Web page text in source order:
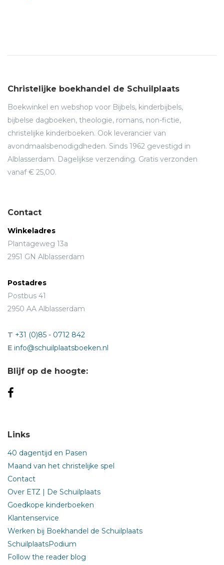
Christelijke boekhandel de Schuilplaats
Boekwinkel en webshop voor Bijbels, kinderbijbels,
bijbelse dagboeken, theologie, romans, non-fictie,
christelijke kinderboeken. Ook leverancier van
avondmaalsbenodigdheden. Sinds 1962 gevestigd in
Alblasserdam. Dagelijkse verzending. Gratis verzonden
vanaf € 25,00.
Contact
Winkeladres
Plantageweg 13a
2951 GN Alblasserdam
Postadres
Postbus 41
2950 AA Alblasserdam
T +31 (0)85 - 0712 842
E info@schuilplaatsboeken.nl
Blijf op de hoogte:
Links
40 dagentijd en Pasen
Maand van het christelijke spel
Contact
Over ETZ | De Schuilplaats
Goedkope kinderboeken
Klantenservice
Werken bij Boekhandel de Schuilplaats
SchuilplaatsPodium
Follow the reader blog